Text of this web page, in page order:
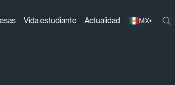
Vida estudiante Actualidad MX▾